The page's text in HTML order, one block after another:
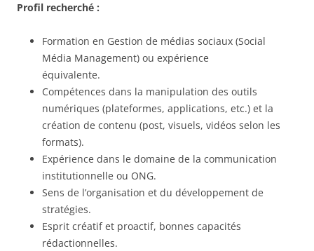
Profil recherché :
Formation en Gestion de médias sociaux (Social
Média Management) ou expérience
équivalente.
Compétences dans la manipulation des outils
numériques (plateformes, applications, etc.) et la
création de contenu (post, visuels, vidéos selon les
formats).
Expérience dans le domaine de la communication
institutionnelle ou ONG.
Sens de l’organisation et du développement de
stratégies.
Esprit créatif et proactif, bonnes capacités
rédactionnelles.